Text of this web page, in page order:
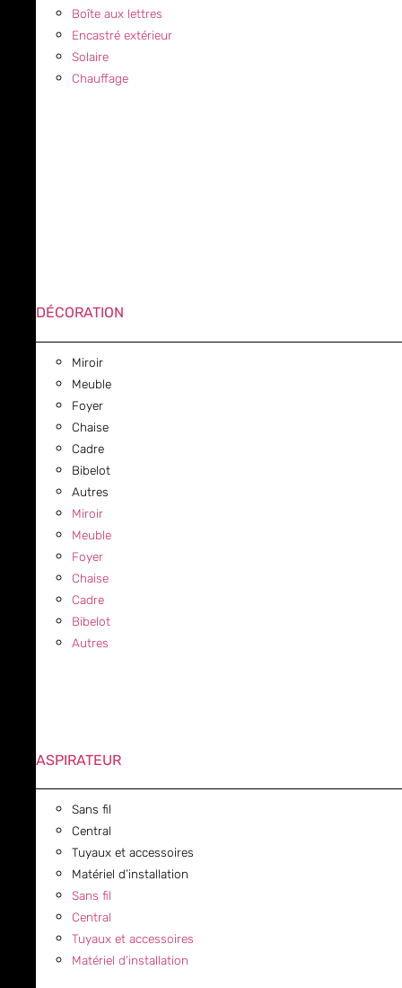
Boîte aux lettres
Encastré extérieur
Solaire
Chauffage
DÉCORATION
Miroir
Meuble
Foyer
Chaise
Cadre
Bibelot
Autres
Miroir
Meuble
Foyer
Chaise
Cadre
Bibelot
Autres
ASPIRATEUR
Sans fil
Central
Tuyaux et accessoires
Matériel d’installation
Sans fil
Central
Tuyaux et accessoires
Matériel d’installation